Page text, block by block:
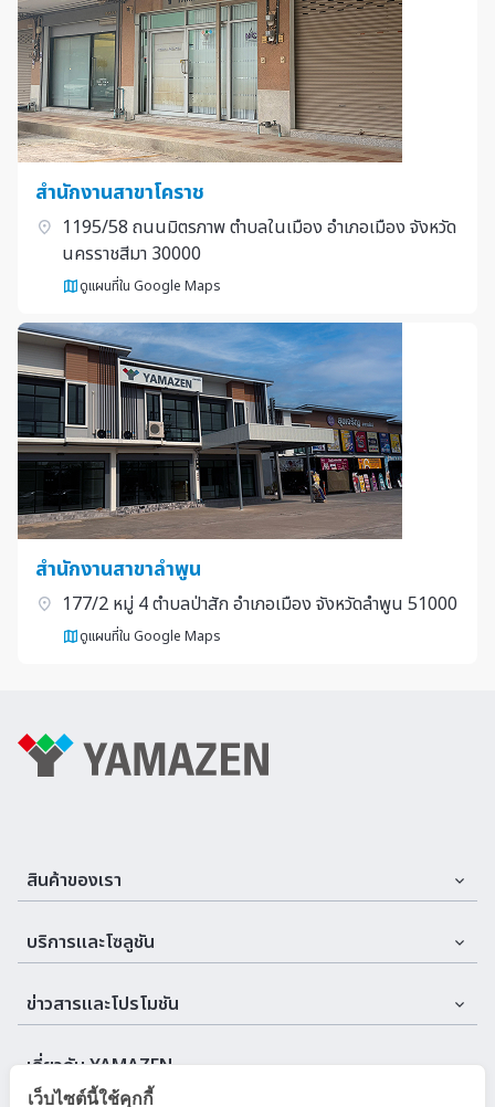
สำนักงานสาขาโคราช
1195/58 ถนนมิตรภาพ ตำบลในเมือง อำเภอเมือง จังหวัด
นครราชสีมา 30000
ดูแผนที่ใน Google Maps
สำนักงานสาขาลำพูน
177/2 หมู่ 4 ตำบลป่าสัก อำเภอเมือง จังหวัดลำพูน 51000
ดูแผนที่ใน Google Maps
สินค้าของเรา
Assemble Machines & Tools
Cutting Tools
Machine
บริการและโซลูชัน
บริการและที่ปรึกษา
ข่าวสารและโปรโมชัน
อีเวนต์
เกี่ยวกับ YAMAZEN
เว็บไซต์นี้ใช้คุกกี้